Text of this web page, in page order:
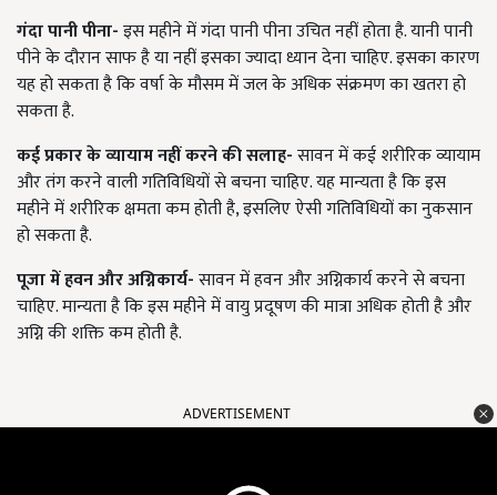
गंदा पानी पीना-इस महीने में गंदा पानी पीना उचित नहीं होता है. यानी पानी
पीने के दौरान साफ है या नहीं इसका ज्यादा ध्यान देना चाहिए. इसका कारण
यह हो सकता है कि वर्षा के मौसम में जल के अधिक संक्रमण का खतरा हो
सकता है.
कई प्रकार के व्यायाम नहीं करने की सलाह-सावन में कई शरीरिक व्यायाम
और तंग करने वाली गतिविधियों से बचना चाहिए. यह मान्यता है कि इस
महीने में शरीरिक क्षमता कम होती है, इसलिए ऐसी गतिविधियों का नुकसान
हो सकता है.
पूजा में हवन और अग्निकार्य-सावन में हवन और अग्निकार्य करने से बचना
चाहिए. मान्यता है कि इस महीने में वायु प्रदूषण की मात्रा अधिक होती है और
अग्नि की शक्ति कम होती है.
ADVERTISEMENT